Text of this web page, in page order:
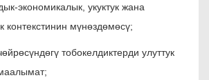
экономикалык, укуктук жана
контекстинин мүнөздөмөсү;
тобокелдиктерди улуттук